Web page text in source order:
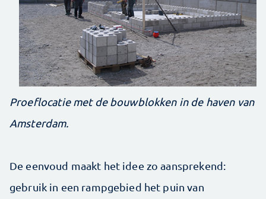
Proeflocatie met de bouwblokken in de haven van
Amsterdam.
De eenvoud maakt het idee zo aansprekend:
gebruik in een rampgebied het puin van